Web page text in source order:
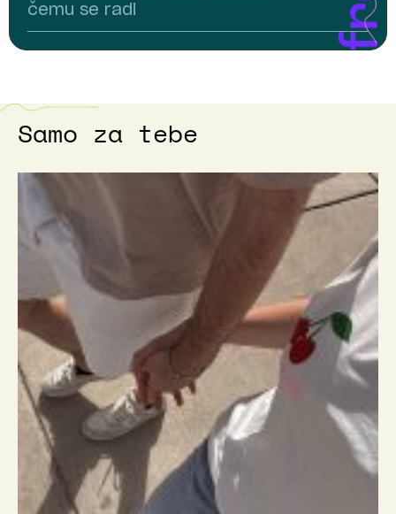
čemu se radi
Samo za tebe